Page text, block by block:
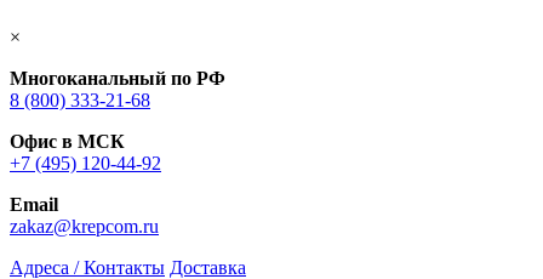
×
Многоканальный по РФ
8 (800) 333‑21-68
Офис в МСК
+7 (495) 120-44-92
Email
zakaz@krepcom.ru
Адреса / Контакты Доставка